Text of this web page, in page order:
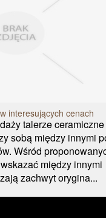
interesujących cenach
talerze ceramiczne
sobą między innymi
Wśród
między innymi
zachwyt orygina...